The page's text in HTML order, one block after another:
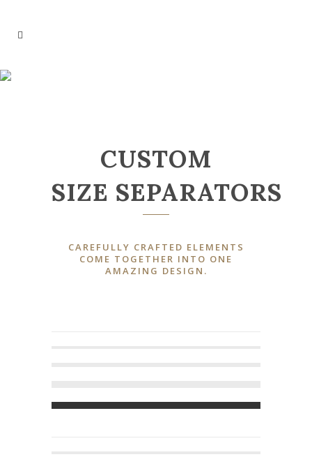
CUSTOM
SIZE SEPARATORS
CAREFULLY CRAFTED ELEMENTS
COME TOGETHER INTO ONE
AMAZING DESIGN.